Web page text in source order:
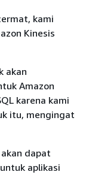
kami
Kinesis
akan
Amazon
karena kami
itu, mengingat
dapat
aplikasi